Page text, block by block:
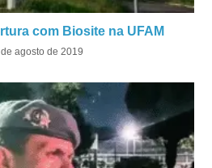
com Biosite na UFAM
agosto de 2019